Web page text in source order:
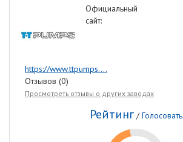
Официальный
сайт:
https://www.ttpumps....
Отзывов (0)
Просмотреть отзывы о других заводах
Рейтинг/Голосовать